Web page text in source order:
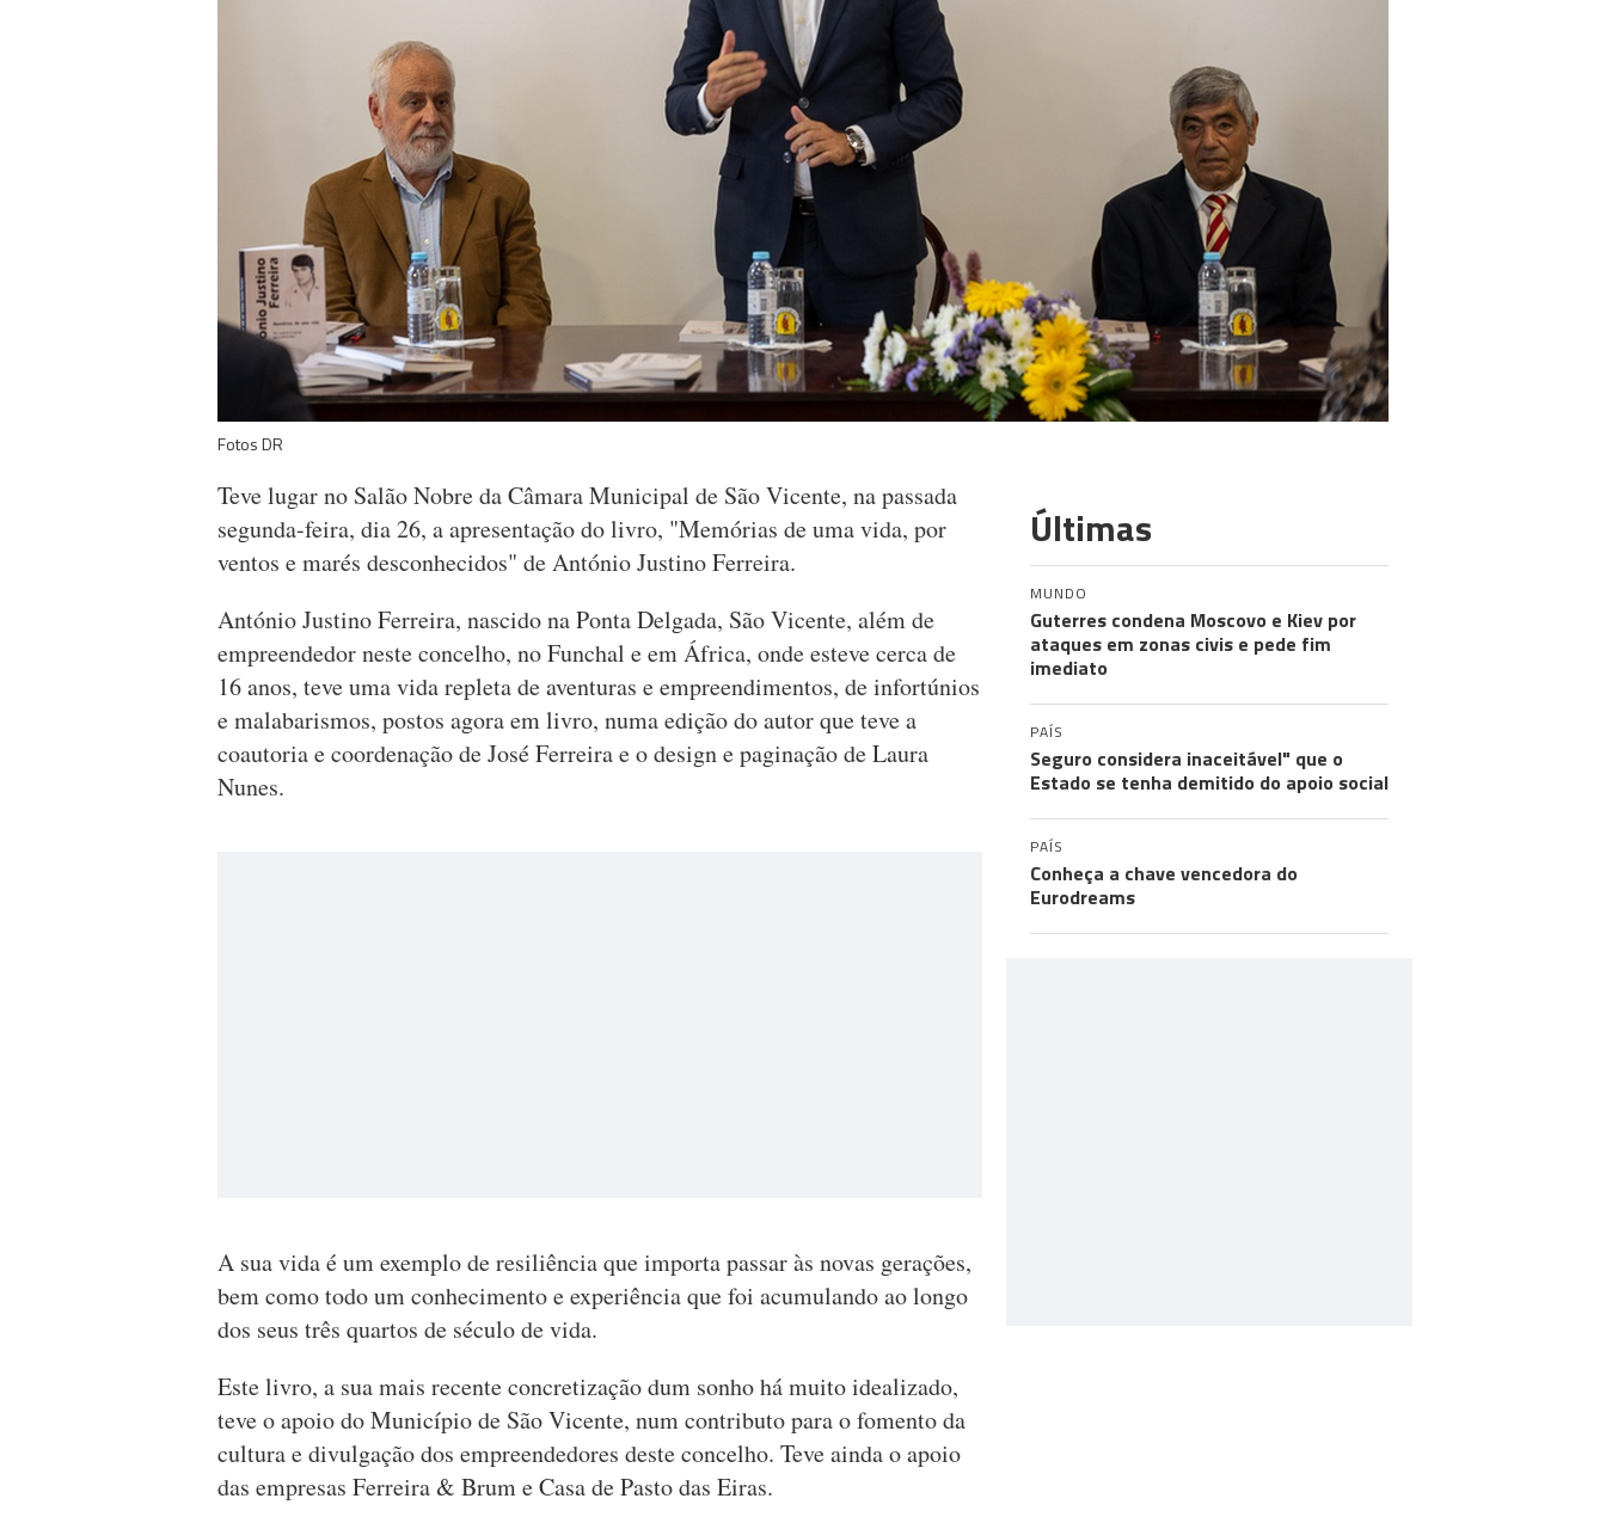
Fotos DR
Teve lugar no Salão Nobre da Câmara Municipal de São Vicente, na passada
segunda-feira, dia 26, a apresentação do livro, "Memórias de uma vida, por
ventos e marés desconhecidos" de António Justino Ferreira.
António Justino Ferreira, nascido na Ponta Delgada, São Vicente, além de
empreendedor neste concelho, no Funchal e em África, onde esteve cerca de
16 anos, teve uma vida repleta de aventuras e empreendimentos, de infortúnios
e malabarismos, postos agora em livro, numa edição do autor que teve a
coautoria e coordenação de José Ferreira e o design e paginação de Laura
Nunes.
A sua vida é um exemplo de resiliência que importa passar às novas gerações,
bem como todo um conhecimento e experiência que foi acumulando ao longo
dos seus três quartos de século de vida.
Este livro, a sua mais recente concretização dum sonho há muito idealizado,
teve o apoio do Município de São Vicente, num contributo para o fomento da
cultura e divulgação dos empreendedores deste concelho. Teve ainda o apoio
das empresas Ferreira & Brum e Casa de Pasto das Eiras.
Últimas
MUNDO
Guterres condena Moscovo e Kiev por
ataques em zonas civis e pede fim
imediato
PAÍS
Seguro considera inaceitável" que o
Estado se tenha demitido do apoio social
PAÍS
Conheça a chave vencedora do
Eurodreams